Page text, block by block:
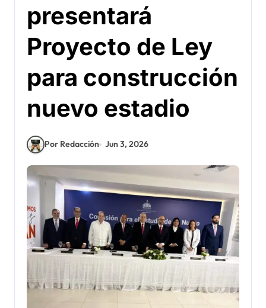
presentará
Proyecto de Ley
para construcción
nuevo estadio
Por Redacción Jun 3, 2026